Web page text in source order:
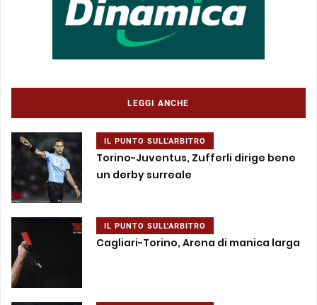
LEGGI ANCHE
IL PUNTO SULL'ARBITRO
Torino-Juventus, Zufferli dirige bene
un derby surreale
IL PUNTO SULL'ARBITRO
Cagliari-Torino, Arena di manica larga